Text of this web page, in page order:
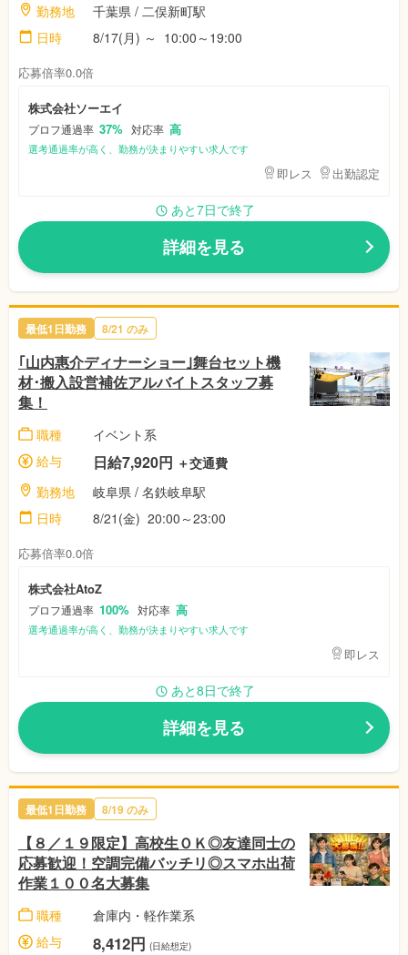
勤務地 千葉県 / 二俣新町駅
日時
8/17(月) ～ 10:00～19:00
応募倍率0.0倍
株式会社ソーエイ
プロフ通過率 37% 対応率 高
選考通過率が高く、勤務が決まりやすい求人です
即レス 出勤認定
あと7日で終了
詳細を見る
最低1日勤務 8/21 のみ
｢山内惠介ディナーショー｣舞台セット機
材･搬入設営補佐アルバイトスタッフ募
集！
職種
イベント系
給与
日給7,920円 ＋交通費
勤務地
岐阜県 / 名鉄岐阜駅
日時
8/21(金) 20:00～23:00
応募倍率0.0倍
株式会社AtoZ
プロフ通過率 100% 対応率 高
選考通過率が高く、勤務が決まりやすい求人です
即レス
あと8日で終了
詳細を見る
最低1日勤務 8/19のみ
【８／１９限定】高校生ＯＫ◎友達同士の
応募歓迎！空調完備バッチリ◎スマホ出荷
作業１００名大募集
職種
倉庫内・軽作業系
給与
8,412円 (日給想定)